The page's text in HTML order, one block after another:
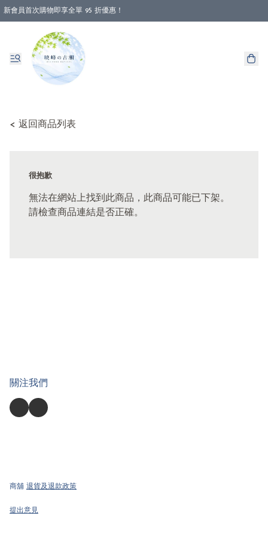
新會員首次購物即享全單 95 折優惠！
< 返回商品列表
很抱歉
無法在網站上找到此商品，此商品可能已下架。
請檢查商品連結是否正確。
關注我們
商舖 退貨及退款政策
提出意見